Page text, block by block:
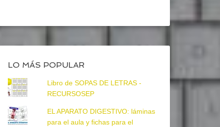
LO MÁS POPULAR
Libro de SOPAS DE LETRAS -
RECURSOSEP
EL APARATO DIGESTIVO: láminas
para el aula y fichas para el